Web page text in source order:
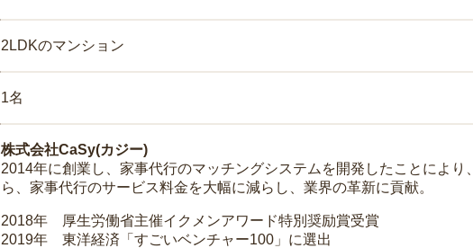
2LDKのマンション
1名
株式会社CaSy(カジー)
2014年に創業し、家事代行のマッチングシステムを開発したことによ
ら、家事代行のサービス料金を大幅に減らし、業界の革新に貢献。
2018年 厚生労働省主催イクメンアワード特別奨励賞受賞
2019年 東洋経済「すごいベンチャー100」に選出